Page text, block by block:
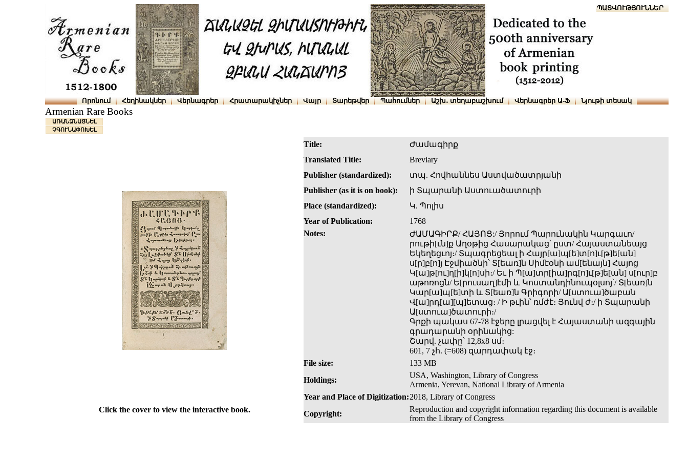
ՆԱԽԱՊԱՏՎՈՒԹՅՈՒՆՆԵՐ
Որոնում Հեղինակներ Վերնագրեր Հրատարակիչներ Վայր Տարեթվեր Պահումներ Աշխ․ տեղաբաշխում Վերնագրեր Ա-Ֆ Նյութի տեսակ
Armenian Rare Books
ԱՌԱՆՁՆԱՑՆԵԼ
ՉԳՈՒՆԱՓՈԽԵԼ
Title:
Ժամագիրք
Translated Title:
Breviary
Publisher (standardized):
տպ. Հովհաննես Աստվածատրյանի
Publisher (as it is on book):
ի Տպարանի Աստուածատուրի
Place (standardized):
Կ. Պոլիս
Year of Publication:
1768
Notes:
ԺԱՄԱԳԻՐՔ/ ՀԱՅՈՑ:/ Յորում Պարունակին Կարգաւո/
րութի[ւն]ք Աղօթից Հասարակաց՝ ըստ/ Հայաստանեայց
Եկեղեցւոյ։/ Տպագրեցեալ ի Հայր[ա]պ[ե]տ[ո]ւ[թ]ե[ան]
ս[ր]բ[ո]յ Էջմիածնի՝ Տ[եառ]ն Սիմէօնի ամ[ենայն] Հայոց
Կ[ա]թ[ու]ղ[ի]կ[ո]սի։/ Եւ ի Պ[ա]տր[իա]րգ[ո]ւ[թ]ե[ան] ս[ուր]բ
աթոռոցն/ Ե[րուսաղ]էմի և Կոստանդինուպօլսոյ՝/ Տ[եառ]ն
Կար[ա]պ[ե]տի և Տ[եառ]ն Գրիգորի/ Ա[ստուա]ծաբան
Վ[ա]րդ[ա][պ]ետաց։ / Ի թւին՝ ռմժէ։ Յունվ ժ։/ ի Տպարանի
Ա[ստուա]ծատուրի։/
Գրքի պակաս 67-78 էջերը լրացվել է Հայաստանի ազգային
գրադարանի օրինակից:
Շարվ. չափը՝ 12,8x8 սմ։
601, 7 չհ. (=608) զարդափակ էջ։
File size:
133 MB
Holdings:
USA, Washington, Library of Congress
Armenia, Yerevan, National Library of Armenia
Year and Place of Digitization:2018, Library of Congress
Click the cover to view the interactive book.
Copyright:
Reproduction and copyright information regarding this document is available
from the Library of Congress